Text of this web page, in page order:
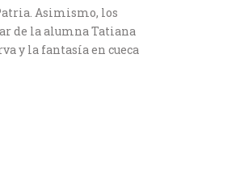
Asimismo, los
de la alumna Tatiana
y la fantasía en cueca